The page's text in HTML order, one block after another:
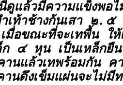
แล้วมีความแข็งพอไ
เท้าช้างก้นเสา ๒.๕
มื่อขณะที่จะเทพื้น ให้
ล็ก ๔ หุน เป็นเหล็กยื
านแล้วเทพร้อมกัน ค
านดึงเข็มแผ่นจะไม่มี